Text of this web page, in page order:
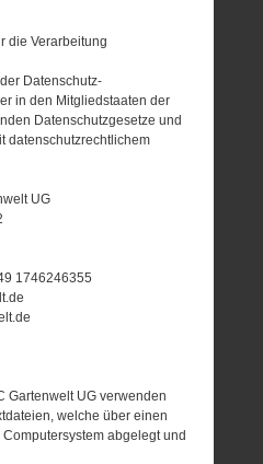
die Verarbeitung
Datenschutz-
in den Mitgliedstaaten der
Datenschutzgesetze und
datenschutzrechtlichem
UG
1746246355
Gartenwelt UG verwenden
welche über einen
abgelegt und